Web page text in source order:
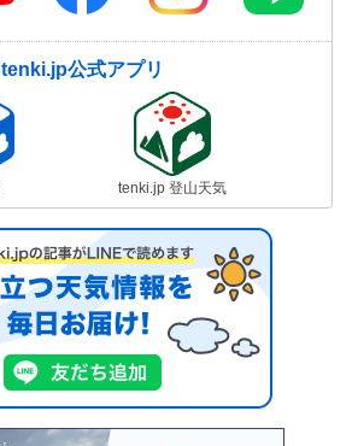
tenki.jp公式アプリ
tenki.jp 登山天気